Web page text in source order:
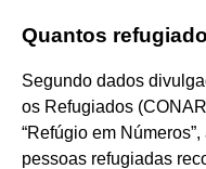
Quantos
Segundo dados
os Refugiados
“Refúgio em
pessoas refugiadas